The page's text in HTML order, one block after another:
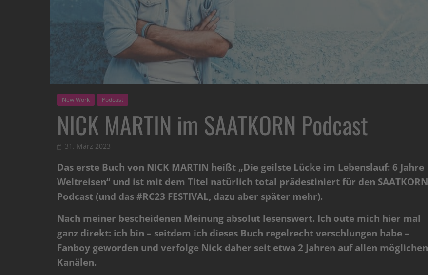
New Work Podcast
NICK MARTIN im SAATKORN Podcast
31. März 2023
Das erste Buch von NICK MARTIN heißt „Die geilste Lücke im Lebenslauf: 6 Jahre
Weltreisen“ und ist mit dem Titel natürlich total prädestiniert für den SAATKORN
Podcast (und das #RC23 FESTIVAL, dazu aber später mehr).
Nach meiner bescheidenen Meinung absolut lesenswert. Ich oute mich hier mal
ganz direkt: ich bin – seitdem ich dieses Buch regelrecht verschlungen habe –
Fanboy geworden und verfolge Nick daher seit etwa 2 Jahren auf allen möglichen
Kanälen.